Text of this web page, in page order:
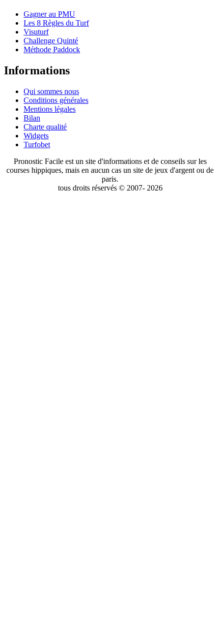
Gagner au PMU
Les 8 Règles du Turf
Visuturf
Challenge Quinté
Méthode Paddock
Informations
Qui sommes nous
Conditions générales
Mentions légales
Bilan
Charte qualité
Widgets
Turfobet
Pronostic Facile est un site d'informations et de conseils sur les
courses hippiques, mais en aucun cas un site de jeux d'argent ou de
paris.
tous droits réservés © 2007- 2026